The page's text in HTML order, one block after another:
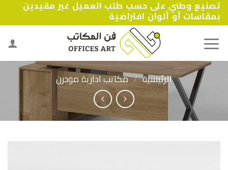
Skip
to
content
تصنيع وطني على حسب طلب العميل غير مقيدين
بمقاسات أو ألوان افتراضية
الرئيسية / مكاتب ادارية مودرن